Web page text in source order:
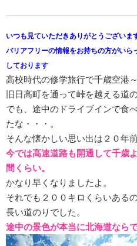
いつも見ていただきありがとうございま
バリアフリーの情報をお持ちの方がいら
しております
高校時代の修学旅行で千歳空港
旧日高町を通って峠を越える道
でも、途中のドライブインで食
たな・・・。
そんな懐かしい思い出は２０年
今では高速道路も開通して千歳
間くらい。
かなり早くなりましたよ。
それでも２００キロくらいある
長い道のりでした。
途中の景色が本当に北海道なら